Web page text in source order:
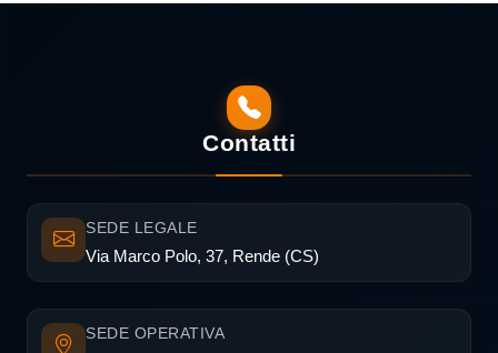
Contatti
SEDE LEGALE
Via Marco Polo, 37, Rende (CS)
SEDE OPERATIVA